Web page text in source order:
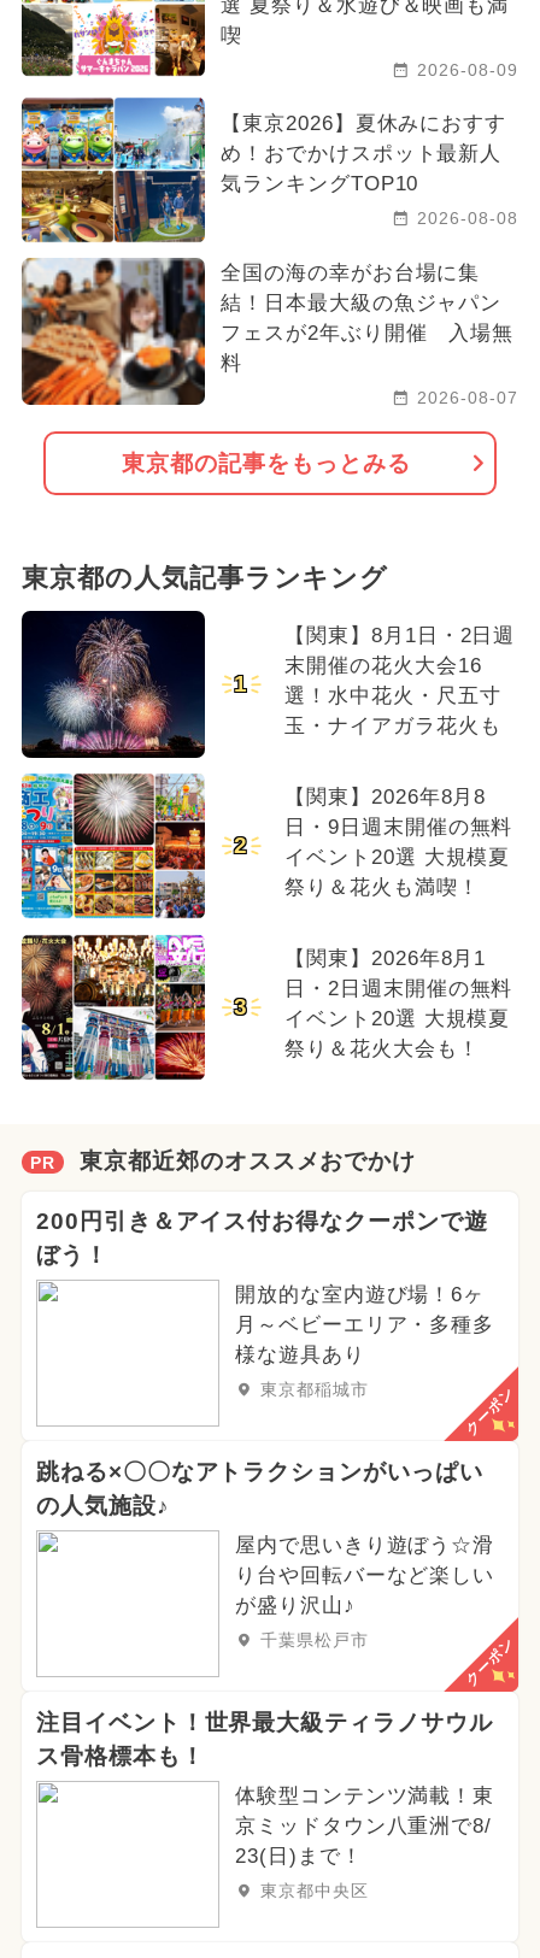
選 夏祭り＆水遊び＆映画も満
喫
2026-08-09
【東京2026】夏休みにおすす
め！おでかけスポット最新人
気ランキングTOP10
2026-08-08
全国の海の幸がお台場に集
結！日本最大級の魚ジャパン
フェスが2年ぶり開催 入場無
料
2026-08-07
東京都の記事をもっとみる
東京都の人気記事ランキング
1
【関東】8月1日・2日週
末開催の花火大会16
選！水中花火・尺五寸
玉・ナイアガラ花火も
2
【関東】2026年8月8
日・9日週末開催の無料
イベント20選 大規模夏
祭り＆花火も満喫！
3
【関東】2026年8月1
日・2日週末開催の無料
イベント20選 大規模夏
祭り＆花火大会も！
PR 東京都近郊のオススメおでかけ
200円引き＆アイス付お得なクーポンで遊
ぼう！
開放的な室内遊び場！6ヶ
月～ベビーエリア・多種多
様な遊具あり
東京都稲城市 クーポン
跳ねる×〇〇なアトラクションがいっぱい
の人気施設♪
屋内で思いきり遊ぼう☆滑
り台や回転バーなど楽しい
が盛り沢山♪
千葉県松戸市 クーポン
注目イベント！世界最大級ティラノサウル
ス骨格標本も！
体験型コンテンツ満載！東
京ミッドタウン八重洲で8/
23(日)まで！
東京都中央区